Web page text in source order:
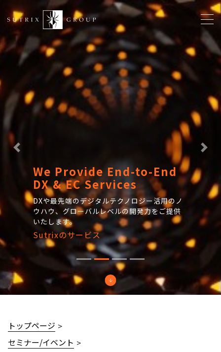
イ
コ
ン
ン
ツ
に
動
We Provide End-to-End
DX & EC Services
DXや最先端のデジタルテクノロジー活用のノ
ウハウ、グローバルレベルの開発力をご提供
いたします。
Sutrixのサービス
Previous Next
トップページ
セミナー/イベント